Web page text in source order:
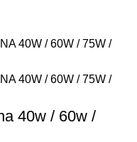
40w / 60w /